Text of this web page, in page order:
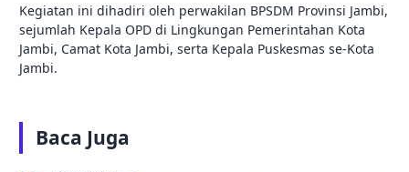
Kegiatan ini dihadiri oleh perwakilan BPSDM Provinsi Jambi,
sejumlah Kepala OPD di Lingkungan Pemerintahan Kota
Jambi, Camat Kota Jambi, serta Kepala Puskesmas se-Kota
Jambi.
Baca Juga